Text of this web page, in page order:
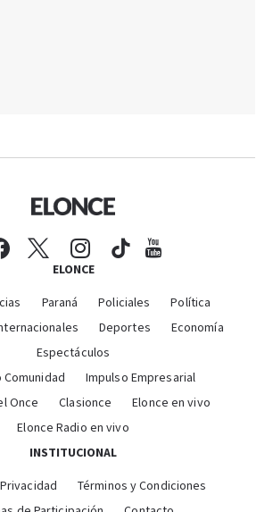
ELONCE
Paraná Policiales
Política
Deportes
Economía
Espectáculos
Comunidad
Impulso Empresarial
Once
Clasionce
Elonce en vivo
Elonce Radio en vivo
INSTITUCIONAL
Términos y Condiciones